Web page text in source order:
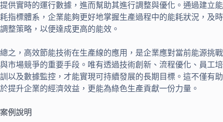
提供實時的運行數據，進而幫助其進行調整與優化。通過建立能
耗指標體系，企業能夠更好地掌握生產過程中的能耗狀況，及時
調整策略，以便達成更高的能效。
總之，高效節能技術在生產線的應用，是企業應對當前能源挑戰
與市場競爭的重要手段。唯有透過技術創新、流程優化、員工培
訓以及數據監控，才能實現可持續發展的長期目標。這不僅有助
於提升企業的經濟效益，更能為綠色生產貢獻一份力量。
案例說明